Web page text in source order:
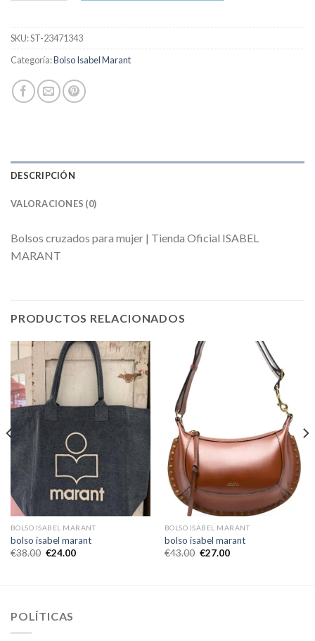
SKU:ST-23471343
Categoría:Bolso Isabel Marant
DESCRIPCIÓN
VALORACIONES (0)
Bolsos cruzados para mujer | Tienda Oficial ISABEL
MARANT
PRODUCTOS RELACIONADOS
BOLSO ISABEL MARANT
bolso isabel marant
€38.00 €24.00
BOLSO ISABEL MARANT
bolso isabel marant
€43.00 €27.00
POLÍTICAS